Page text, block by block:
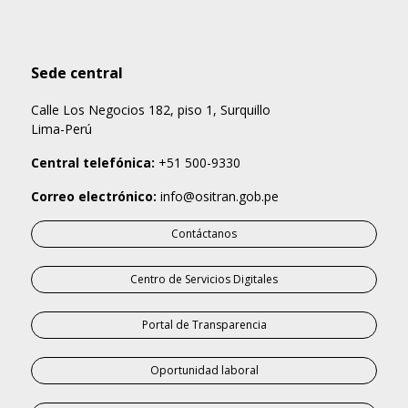
Sede central
Calle Los Negocios 182, piso 1, Surquillo
Lima-Perú
Central telefónica: +51 500-9330
Correo electrónico: info@ositran.gob.pe
Contáctanos
Centro de Servicios Digitales
Portal de Transparencia
Oportunidad laboral